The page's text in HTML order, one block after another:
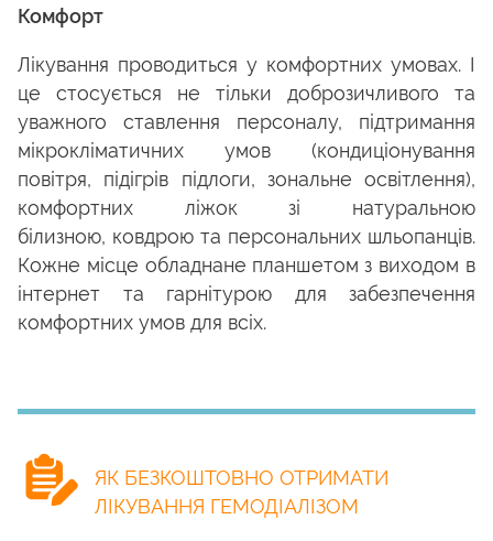
Комфорт
Лікування проводиться у комфортних умовах. І
це стосується не тільки доброзичливого та
уважного ставлення персоналу, підтримання
мікрокліматичних умов (кондиціонування
повітря, підігрів підлоги, зональне освітлення),
комфортних ліжок зі натуральною
білизною, ковдрою та персональних шльопанців.
Кожне місце обладнане планшетом з виходом в
інтернет та гарнітурою для забезпечення
комфортних умов для всіх.
ЯК БЕЗКОШТОВНО ОТРИМАТИ
ЛІКУВАННЯ ГЕМОДІАЛІЗОМ